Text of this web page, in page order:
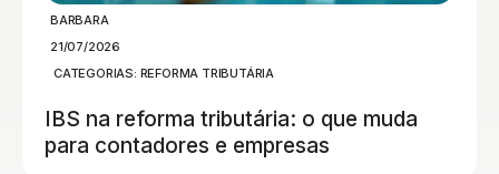
BARBARA
21/07/2026
CATEGORIAS: REFORMA TRIBUTÁRIA
IBS na reforma tributária: o que muda
para contadores e empresas